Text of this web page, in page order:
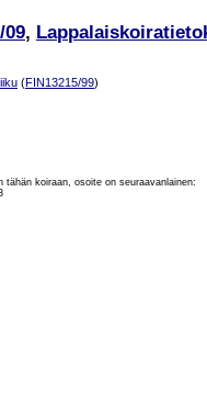
09,
(FIN13215/99)
koiraan, osoite on seuraavanlainen: